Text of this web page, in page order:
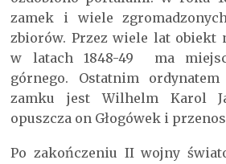
zamek i wiele
zbiorów. Przez wiele lat obiekt
w latach 1848-49 ma
górnego. Ostatnim
zamku jest Wilhelm Karol
opuszcza on Głogówek i
Po zakończeniu II wojny